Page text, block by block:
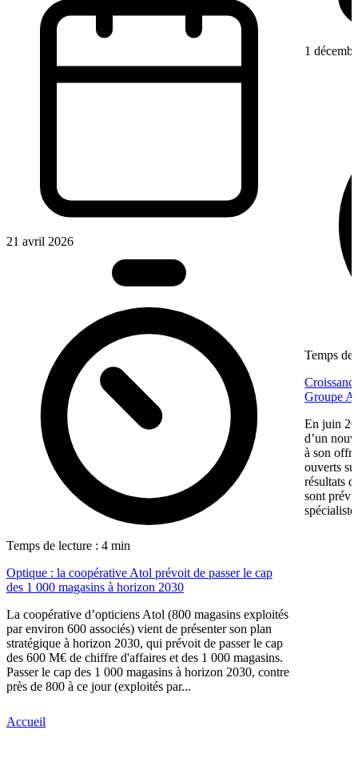
21 avril 2026
Temps de lecture : 4 min
Optique : la coopérative Atol prévoit de passer le cap
des 1 000 magasins à horizon 2030
La coopérative d’opticiens Atol (800 magasins exploités
par environ 600 associés) vient de présenter son plan
stratégique à horizon 2030, qui prévoit de passer le cap
des 600 M€ de chiffre d'affaires et des 1 000 magasins.
Passer le cap des 1 000 magasins à horizon 2030, contre
près de 800 à ce jour (exploités par...
1
Temps de
Groupe
En juin
d’un
à son
ouverts
résultats
sont
Accueil